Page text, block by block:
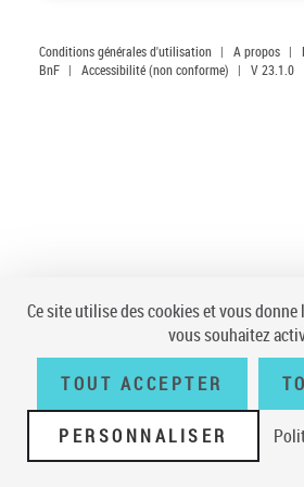
Conditions générales d'utilisation | A propos |
BnF | Accessibilité (non conforme) | V 23.1.0
Ce site utilise des cookies et vous
vous souhaitez
TOUT ACCEPTER
PERSONNALISER